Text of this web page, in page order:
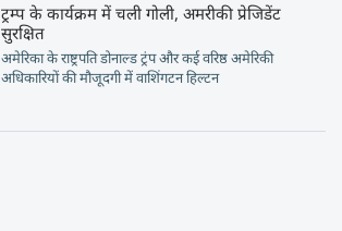
ट्रम्प के कार्यक्रम में चली गोली, अमरीकी प्रेजिडेंट
सुरक्षित
अमेरिका के राष्ट्रपति डोनाल्ड ट्रंप और कई वरिष्ठ अमेरिकी
अधिकारियों की मौजूदगी में वाशिंगटन हिल्टन